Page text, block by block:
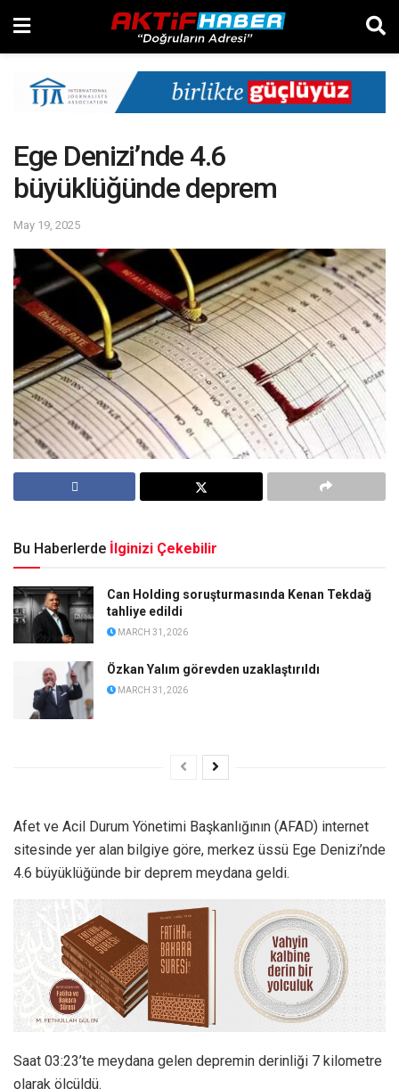
Ege Denizi’nde 4.6
büyüklüğünde deprem
May 19, 2025
Bu Haberlerde İlginizi Çekebilir
Can Holding soruşturmasında Kenan Tekdağ
tahliye edildi
MARCH 31, 2026
Özkan Yalım görevden uzaklaştırıldı
MARCH 31, 2026
Afet ve Acil Durum Yönetimi Başkanlığının (AFAD) internet
sitesinde yer alan bilgiye göre, merkez üssü Ege Denizi’nde
4.6 büyüklüğünde bir deprem meydana geldi.
Saat 03:23’te meydana gelen depremin derinliği 7 kilometre
olarak ölçüldü.